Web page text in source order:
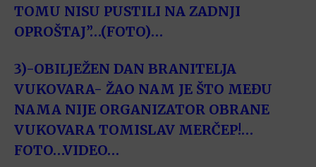
TOMU NISU PUSTILI NA ZADNJI
OPROŠTAJ”…(FOTO)…
3)-OBILJEŽEN DAN BRANITELJA
VUKOVARA- ŽAO NAM JE ŠTO MEĐU
NAMA NIJE ORGANIZATOR OBRANE
VUKOVARA TOMISLAV MERČEP!…
FOTO…VIDEO…